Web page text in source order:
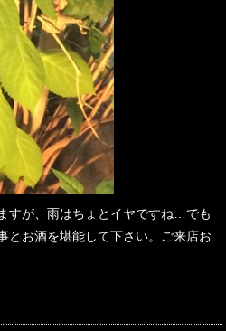
すが、雨はちょとイヤですね…でも
お酒を堪能して下さい。ご来店お